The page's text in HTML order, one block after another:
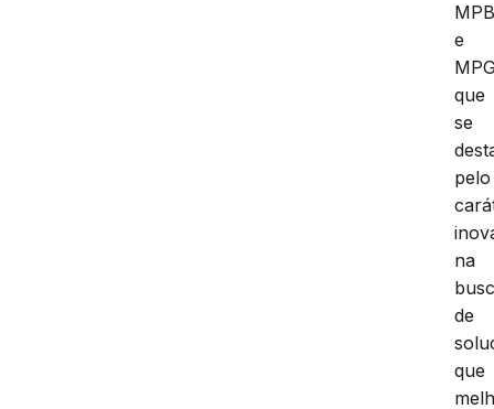
e
que
se
pelo
na
de
que